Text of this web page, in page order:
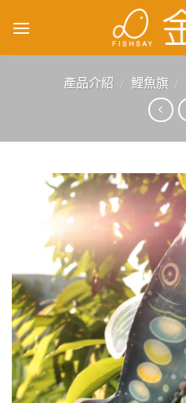
產品介紹 / 鯉魚旗 /